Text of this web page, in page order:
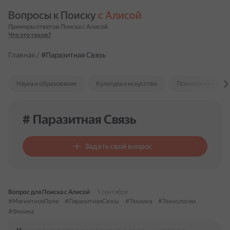
Вопросы к Поиску с Алисой
Примеры ответов Поиска с Алисой
Что это такое?
Главная / #Паразитная Связь
Наука и образование Культура и искусство Психология и
# Паразитная Связь
Задать свой вопрос
Вопрос для Поиска с Алисой
1 сентября
#МагнитноеПоле
#ПаразитнаяСвязь #Техника
#Технологии
#Физика